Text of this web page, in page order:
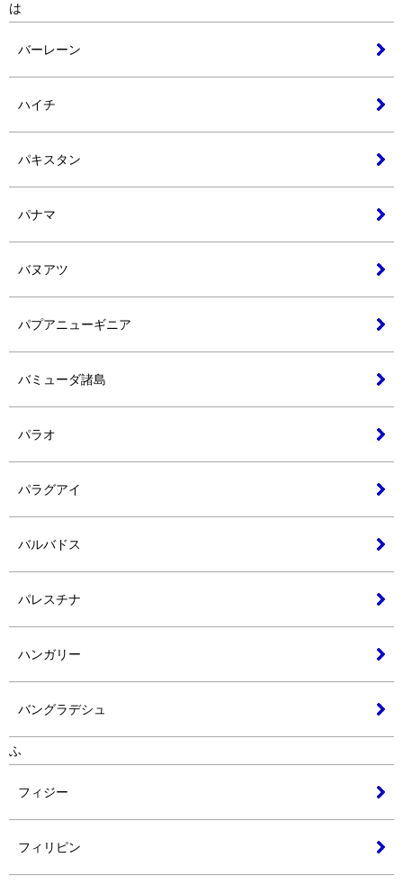
は
バーレーン
ハイチ
パキスタン
パナマ
バヌアツ
パプアニューギニア
バミューダ諸島
パラオ
パラグアイ
バルバドス
パレスチナ
ハンガリー
バングラデシュ
ふ
フィジー
フィリピン